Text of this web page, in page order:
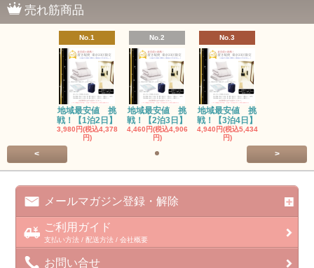
売れ筋商品
No.1
地域最安値 挑
戦！【1泊2日】
3,980円(税込4,378
円)
No.2
地域最安値 挑
戦！【2泊3日】
4,460円(税込4,906
円)
No.3
地域最安値 挑
戦！【3泊4日】
4,940円(税込5,434
円)
< >
メールマガジン登録・解除
ご利用ガイド
支払い方法 / 配送方法 / 会社概要
お問い合せ